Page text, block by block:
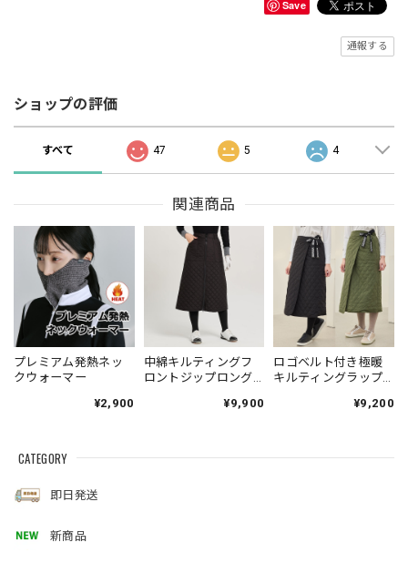
Save
通報する
ショップの評価
すべて 47 5 4
関連商品
プレミアム発熱ネッ
クウォーマー
¥2,900
中綿キルティングフ
ロントジップロング
¥9,900
ロゴベルト付き極暖
キルティングラップ
¥9,200
CATEGORY
即日発送
新商品